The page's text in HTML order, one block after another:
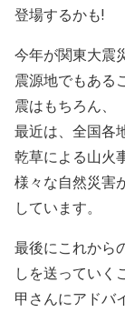
登場するかも!
今年が関東大震
震源地でもある
震はもちろん、
最近は、全国各
乾草による山火
様々な自然災害
しています。
最後にこれから
しを送っていく
甲さんにアドバ